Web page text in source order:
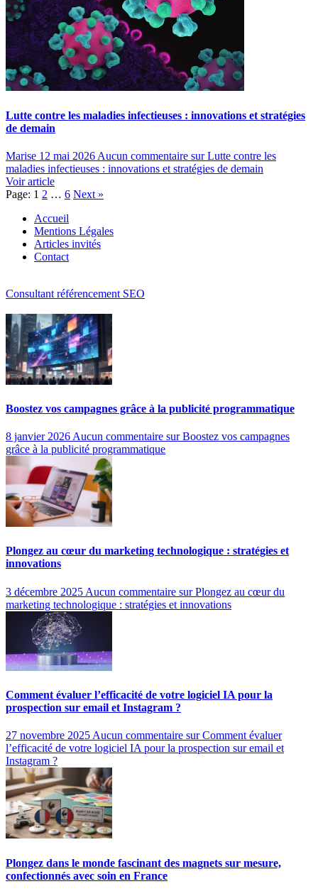
Lutte contre les maladies infectieuses : innovations et stratégies
de demain
Marise 12 mai 2026 Aucun commentaire sur Lutte contre les
maladies infectieuses : innovations et stratégies de demain
Voir article
Page: 1 2 … 6 Next »
Accueil
Mentions Légales
Articles invités
Contact
Consultant référencement SEO
Boostez vos campagnes grâce à la publicité programmatique
8 janvier 2026 Aucun commentaire sur Boostez vos campagnes
grâce à la publicité programmatique
Plongez au cœur du marketing technologique : stratégies et
innovations
3 décembre 2025 Aucun commentaire sur Plongez au cœur du
marketing technologique : stratégies et innovations
Comment évaluer l’efficacité de votre logiciel IA pour la
prospection sur email et Instagram ?
27 novembre 2025 Aucun commentaire sur Comment évaluer
l’efficacité de votre logiciel IA pour la prospection sur email et
Instagram ?
Plongez dans le monde fascinant des magnets sur mesure,
confectionnés avec soin en France